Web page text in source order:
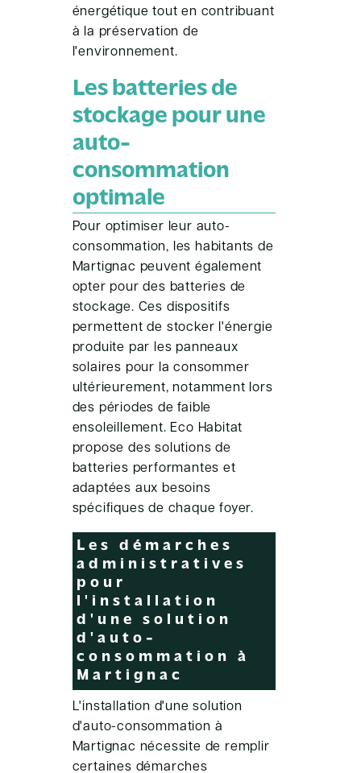
énergétique tout en contribuant
à la préservation de
l'environnement.
Les batteries de
stockage pour une
auto-
consommation
optimale
Pour optimiser leur auto-
consommation, les habitants de
Martignac peuvent également
opter pour des batteries de
stockage. Ces dispositifs
permettent de stocker l'énergie
produite par les panneaux
solaires pour la consommer
ultérieurement, notamment lors
des périodes de faible
ensoleillement. Eco Habitat
propose des solutions de
batteries performantes et
adaptées aux besoins
spécifiques de chaque foyer.
Les démarches
administratives
pour
l'installation
d'une solution
d'auto-
consommation à
Martignac
L'installation d'une solution
d'auto-consommation à
Martignac nécessite de remplir
certaines démarches